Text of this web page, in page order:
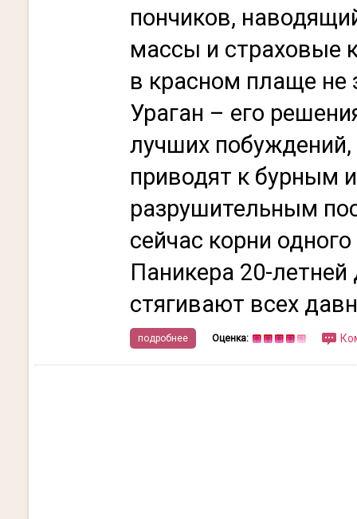
пончиков,
массы и страховые
в красном плаще не
Ураган – его
лучших побуждений,
приводят к бурным
разрушительным
сейчас корни
Паникера 20-летней
стягивают всех
подробнее Оценка: